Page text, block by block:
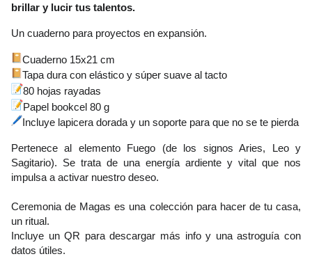
brillar y lucir tus talentos.
Un cuaderno para proyectos en expansión.
Cuaderno 15x21 cm
Tapa dura con elástico y súper suave al tacto
80 hojas rayadas
Papel bookcel 80 g
Incluye lapicera dorada y un soporte para que no se te pierda
Pertenece al
elemento Fuego (de los signos Aries, Leo y
Sagitario). Se trata de una energía ardiente y vital que nos
impulsa a activar nuestro deseo.
Ceremonia de Magas es una colección para hacer de tu casa,
un ritual.
Incluye un QR para descargar más info y una astroguía con
datos útiles.